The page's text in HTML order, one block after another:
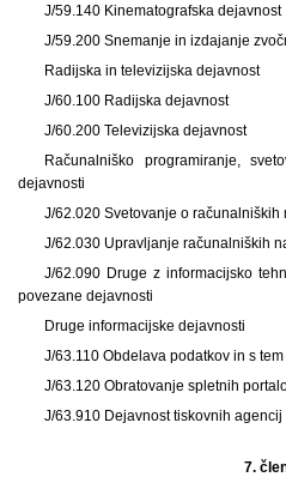
J/59.140 Kinematografska dejavnost
J/59.200 Snemanje in izdajanje
Radijska in televizijska dejavnost
J/60.100 Radijska dejavnost
J/60.200 Televizijska dejavnost
Računalniško programiranje,
dejavnosti
J/62.020 Svetovanje o računalniških
J/62.030 Upravljanje računalniških
J/62.090 Druge z informacijsko
povezane dejavnosti
Druge informacijske dejavnosti
J/63.110 Obdelava podatkov in s
J/63.120 Obratovanje spletnih
J/63.910 Dejavnost tiskovnih agencij
7.